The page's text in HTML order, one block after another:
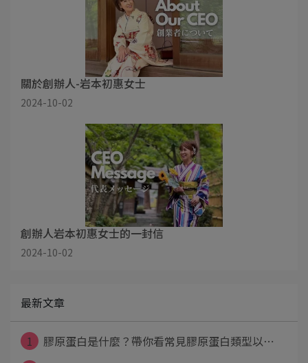
關於創辦人-岩本初惠女士
2024-10-02
創辦人岩本初惠女士的一封信
2024-10-02
最新文章
1
膠原蛋白是什麼？帶你看常見膠原蛋白類型以⋯